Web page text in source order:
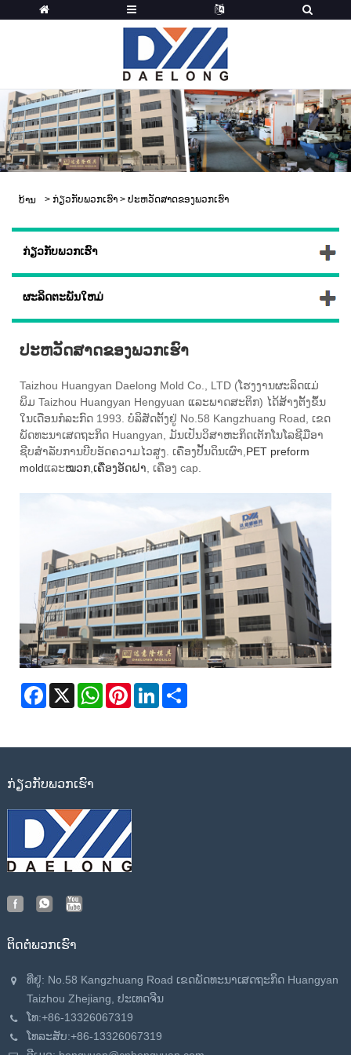
ບ້ານ > ກ່ຽວ​ກັບ​ພວກ​ເຮົາ > ປະຫວັດສາດຂອງພວກເຮົາ
ກ່ຽວ​ກັບ​ພວກ​ເຮົາ
ຜະລິດຕະພັນໃຫມ່
ປະຫວັດສາດຂອງພວກເຮົາ
Taizhou Huangyan Daelong Mold Co., LTD (ໂຮງງານຜະລິດແມ່
ພິມ Taizhou Huangyan Hengyuan ແລະພາດສະຕິກ) ໄດ້ສ້າງຕັ້ງຂຶ້ນ
ໃນເດືອນກໍລະກົດ 1993. ບໍລິສັດຕັ້ງຢູ່ No.58 Kangzhuang Road, ເຂດ
ພັດທະນາເສດຖະກິດ Huangyan, ມັນເປັນວິສາຫະກິດເຕັກໂນໂລຊີມືອາ
ຊີບສໍາລັບການບີບອັດຄວາມໄວສູງ. ເຄື່ອງປັ້ນດິນເຜົາ, PET preform
moldແລະໝວກ ເຄື່ອງອັດຝາ , ເຄື່ອງ cap.
Facebook
X WhatsAppPinterestLinkedIn
ກ່ຽວ​ກັບ​ພວກ​ເຮົາ
ຕິດ​ຕໍ່​ພວກ​ເຮົາ
ທີ່ຢູ່: No.58 Kangzhuang Road ເຂດ​ພັດ​ທະ​ນາ​ເສດ​ຖະ​ກິດ Huangyan
Taizhou Zhejiang​, ປະ​ເທດ​ຈີນ​
ໂທ:+86-13326067319
ໂທລະສັບ:+86-13326067319